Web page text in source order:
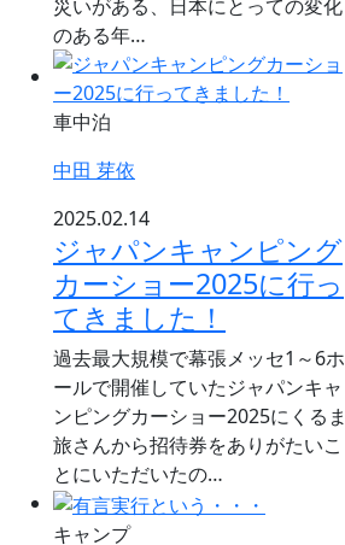
災いがある、日本にとっての変化
のある年…
車中泊
中田 芽依
2025.02.14
ジャパンキャンピング
カーショー2025に行っ
てきました！
過去最大規模で幕張メッセ1～6ホ
ールで開催していたジャパンキャ
ンピングカーショー2025にくるま
旅さんから招待券をありがたいこ
とにいただいたの…
キャンプ